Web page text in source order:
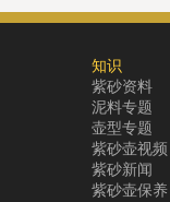
知识
紫砂资料
泥料专题
壶型专题
紫砂壶视频
紫砂新闻
紫砂壶保养